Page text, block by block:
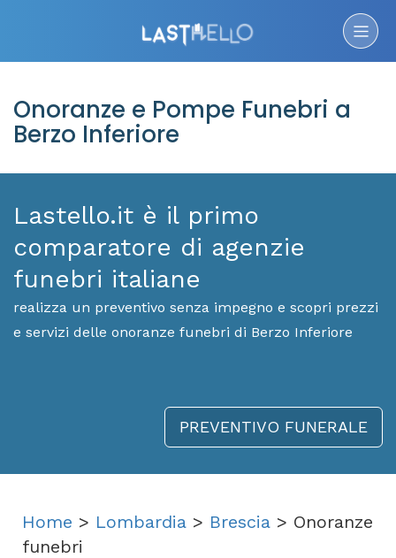
Onoranze e Pompe Funebri a
Berzo Inferiore
Lastello.it è il primo
comparatore di agenzie
funebri italiane
realizza un preventivo senza impegno e scopri prezzi
e servizi delle onoranze funebri di Berzo Inferiore
PREVENTIVO FUNERALE
Home > Lombardia > Brescia > Onoranze
funebri